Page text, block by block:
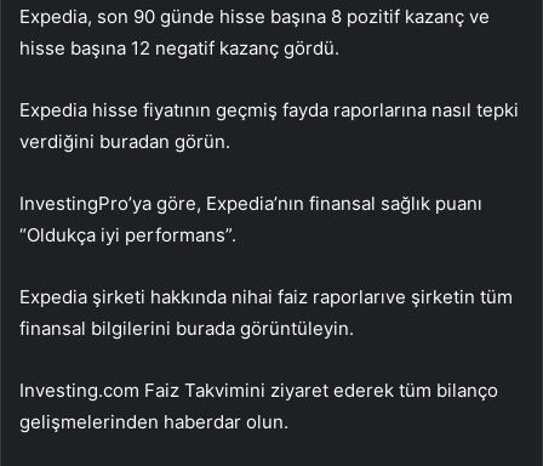
Expedia, son 90 günde hisse başına 8 pozitif kazanç ve
hisse başına 12 negatif kazanç gördü.
Expedia hisse fiyatının geçmiş fayda raporlarına nasıl tepki
verdiğini buradan görün.
InvestingPro’ya göre, Expedia’nın finansal sağlık puanı
“Oldukça iyi performans”.
Expedia şirketi hakkında nihai faiz raporlarıve şirketin tüm
finansal bilgilerini burada görüntüleyin.
Investing.com Faiz Takvimini ziyaret ederek tüm bilanço
gelişmelerinden haberdar olun.